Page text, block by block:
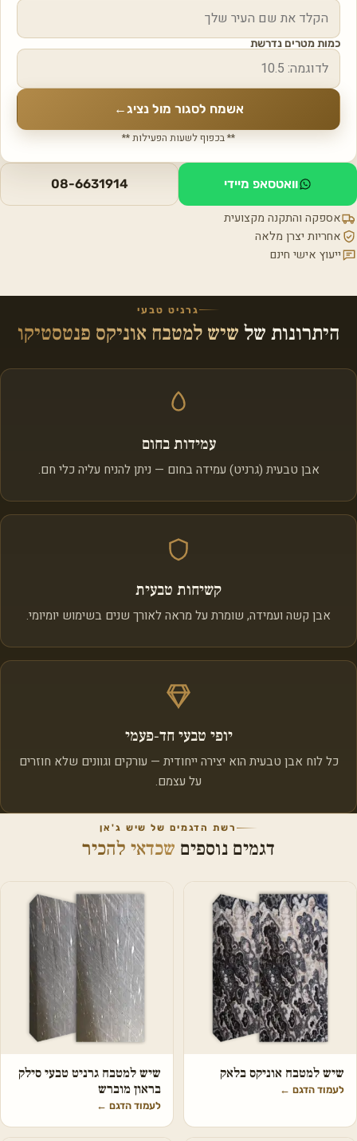
כמות מטרים נדרשת
אשמח לסגור מול נציג←
** בכפוף לשעות הפעילות **
וואטסאפ מיידי 08-6631914
אספקה והתקנה מקצועית
אחריות יצרן מלאה
ייעוץ אישי חינם
גרניט טבעי
היתרונות של שיש למטבח אוניקס פנטסטיקו
עמידות בחום
אבן טבעית (גרניט) עמידה בחום — ניתן להניח עליה כלי חם.
קשיחות טבעית
אבן קשה ועמידה, שומרת על מראה לאורך שנים בשימוש יומיומי.
יופי טבעי חד‑פעמי
כל לוח אבן טבעית הוא יצירה ייחודית — עורקים וגוונים שלא חוזרים
על עצמם.
רשת הדגמים של שיש ג'אן
דגמים נוספים שכדאי להכיר
שיש למטבח אוניקס בלאק
לעמוד הדגם ←
שיש למטבח גרניט טבעי סילק
בראון מוברש
לעמוד הדגם ←